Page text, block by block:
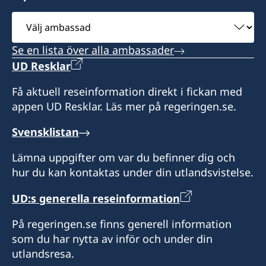
Besökstider (endast tidsbokning):
Måndag- fredag kl. 10:00-11:30
Tisdag - torsdag kl. 13:30-15:30
Telefontid:
Måndag, torsdag och fredag kl. 10:00-11:30
Måndag: 13:30-15:30
Konsulatet tar emot och hanterar konsulära
utlämnande av svenska pass och körkort för
svenska medborgare. Konsulatet utfärdar även
provisoriska pass för enkelresa till Sverige.
Honorär generalkonsul
Adrienne De Geer
Välj
ambassad
Se en lista över alla ambassader
UD Resklar
Få aktuell reseinformation direkt i fickan med
appen UD Resklar. Läs mer på regeringen.se.
Svensklistan
Lämna uppgifter om var du befinner dig och
hur du kan kontaktas under din utlandsvistelse.
UD:s generella reseinformation
På regeringen.se finns generell information
som du har nytta av inför och under din
utlandsresa.